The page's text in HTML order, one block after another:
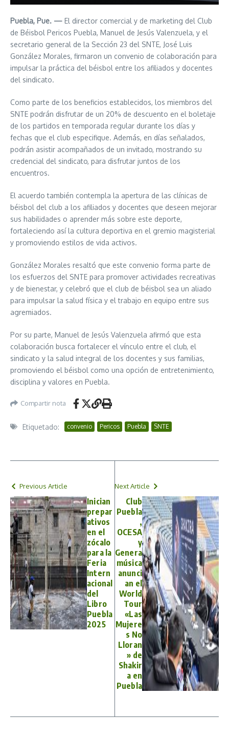
Puebla, Pue. — El director comercial y de marketing del Club
de Béisbol Pericos Puebla, Manuel de Jesús Valenzuela, y el
secretario general de la Sección 23 del SNTE, José Luis
González Morales, firmaron un convenio de colaboración para
impulsar la práctica del béisbol entre los afiliados y docentes
del sindicato.
Como parte de los beneficios establecidos, los miembros del
SNTE podrán disfrutar de un 20% de descuento en el boletaje
de los partidos en temporada regular durante los días y
fechas que el club especifique. Además, en días señalados,
podrán asistir acompañados de un invitado, mostrando su
credencial del sindicato, para disfrutar juntos de los
encuentros.
El acuerdo también contempla la apertura de las clínicas de
béisbol del club a los afiliados y docentes que deseen mejorar
sus habilidades o aprender más sobre este deporte,
fortaleciendo así la cultura deportiva en el gremio magisterial
y promoviendo estilos de vida activos.
González Morales resaltó que este convenio forma parte de
los esfuerzos del SNTE para promover actividades recreativas
y de bienestar, y celebró que el club de béisbol sea un aliado
para impulsar la salud física y el trabajo en equipo entre sus
agremiados.
Por su parte, Manuel de Jesús Valenzuela afirmó que esta
colaboración busca fortalecer el vínculo entre el club, el
sindicato y la salud integral de los docentes y sus familias,
promoviendo el béisbol como una opción de entretenimiento,
disciplina y valores en Puebla.
Compartir nota
Etiquetado: convenio Pericos Puebla SNTE
Previous Article
Inician
prepar
ativos
en el
zócalo
para la
Feria
Intern
acional
del
Libro
Puebla
2025
Next Article
Club
Puebla
,
OCESA
y
Genera
música
anunci
an el
World
Tour
«Las
Mujere
s No
Lloran
» de
Shakir
a en
Puebla